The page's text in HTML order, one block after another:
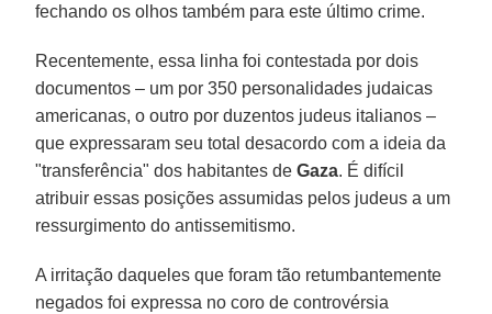
fechando os olhos também para este último crime.
Recentemente, essa linha foi contestada por dois
documentos – um por 350 personalidades judaicas
americanas, o outro por duzentos judeus italianos –
que expressaram seu total desacordo com a ideia da
"transferência" dos habitantes deGaza. É difícil
atribuir essas posições assumidas pelos judeus a um
ressurgimento do antissemitismo.
A irritação daqueles que foram tão retumbantemente
negados foi expressa no coro de controvérsia